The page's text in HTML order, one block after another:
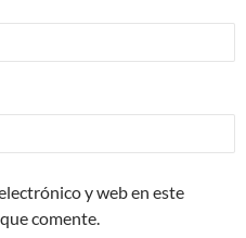
y web en este
comente.